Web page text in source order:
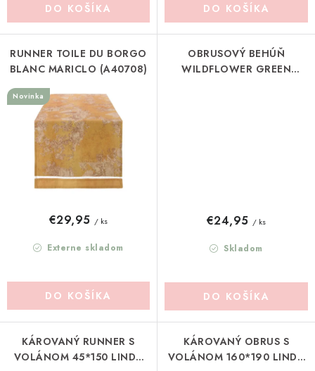
DO KOŠÍKA DO KOŠÍKA
RUNNER TOILE DU BORGO
BLANC MARICLO (A40708)
Novinka
Externe skladom
€29,95 / ks
DO KOŠÍKA
OBRUSOVÝ BEHÚŇ
WILDFLOWER GREEN
Skladom
€24,95 / ks
DO KOŠÍKA
KÁROVANÝ RUNNER S
VOLÁNOM 45*150 LINDA
KÁROVANÝ OBRUS S
VOLÁNOM 160*190 LINDA